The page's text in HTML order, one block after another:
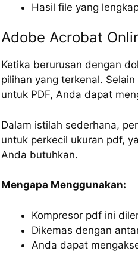
Hasil file yang
Adobe Acrobat
Ketika berurusan dengan
pilihan yang terkenal.
untuk PDF, Anda dapat
Dalam istilah sederhana,
untuk perkecil ukuran pdf,
Anda butuhkan.
Mengapa Menggunakan:
Kompresor pdf ini
Dikemas dengan
Anda dapat